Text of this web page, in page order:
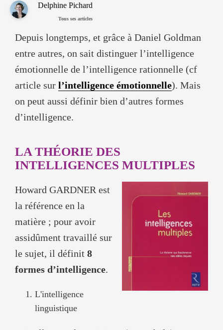
Delphine Pichard
Tous ses articles
Depuis longtemps, et grâce à Daniel Goldman
entre autres, on sait distinguer l’intelligence
émotionnelle de l’intelligence rationnelle (cf
article sur l’intelligence émotionnelle). Mais
on peut aussi définir bien d’autres formes
d’intelligence.
LA THÉORIE DES
INTELLIGENCES MULTIPLES
Howard GARDNER est
la référence en la
matière ; pour avoir
assidûment travaillé sur
le sujet, il définit 8
formes d’intelligence.
L'intelligence
linguistique